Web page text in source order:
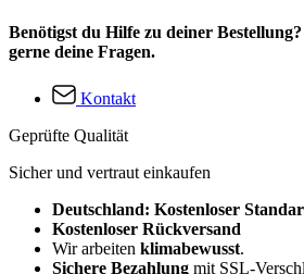
Benötigst du Hilfe zu deiner
gerne deine Fragen.
Kontakt
Geprüfte Qualität
Sicher und vertraut einkaufen
Deutschland: Kostenloser
Kostenloser Rückversand
Wir arbeiten klimabewusst.
Sichere Bezahlung mit SSL-